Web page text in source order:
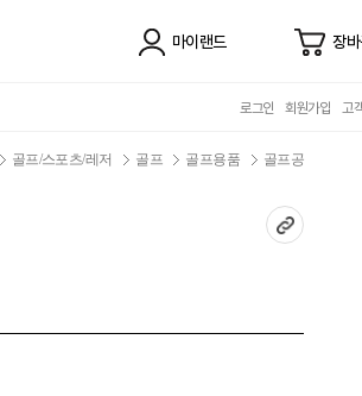
마이랜드 장
로그인 회원가입 고
골프/스포츠/레저 골프 골프용품 골프공